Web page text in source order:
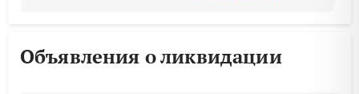
Объявления о ликвидации